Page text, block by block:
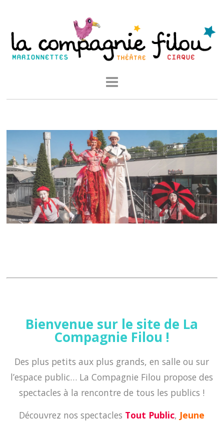
Bienvenue sur le site de La
Compagnie Filou !
Des plus petits aux plus grands, en salle ou sur
l’espace public… La Compagnie Filou propose des
spectacles à la rencontre de tous les publics !
Découvrez nos spectacles Tout Public, Jeune